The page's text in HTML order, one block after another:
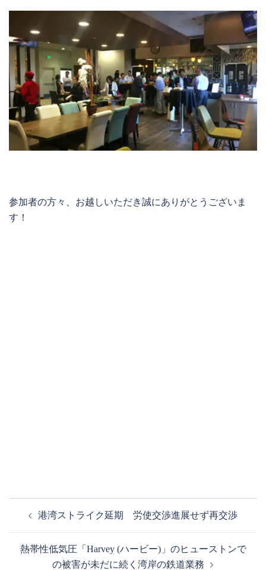
参加者の方々、お越しいただき誠にありがとうございま
す！
ビ
港湾ストライク延期 労使交渉進展せず再交渉
熱帯性低気圧「Harvey (ハービー)」のヒューストンで
の被害が未だに続く湾岸の鉄道業務